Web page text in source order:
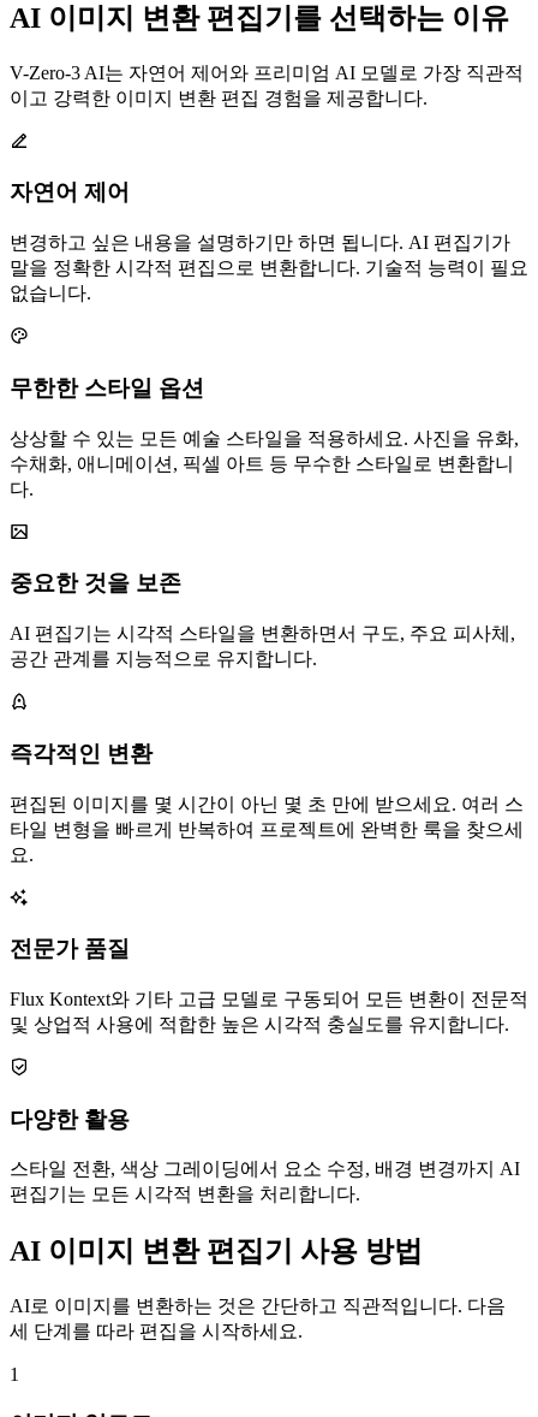
AI 이미지 변환 편집기를 선택하는 이유
V-Zero-3 AI는 자연어 제어와 프리미엄 AI 모델로 가장 직관적
이고 강력한 이미지 변환 편집 경험을 제공합니다.
자연어 제어
변경하고 싶은 내용을 설명하기만 하면 됩니다. AI 편집기가
말을 정확한 시각적 편집으로 변환합니다. 기술적 능력이 필요
없습니다.
무한한 스타일 옵션
상상할 수 있는 모든 예술 스타일을 적용하세요. 사진을 유화,
수채화, 애니메이션, 픽셀 아트 등 무수한 스타일로 변환합니
다.
중요한 것을 보존
AI 편집기는 시각적 스타일을 변환하면서 구도, 주요 피사체,
공간 관계를 지능적으로 유지합니다.
즉각적인 변환
편집된 이미지를 몇 시간이 아닌 몇 초 만에 받으세요. 여러 스
타일 변형을 빠르게 반복하여 프로젝트에 완벽한 룩을 찾으세
요.
전문가 품질
Flux Kontext와 기타 고급 모델로 구동되어 모든 변환이 전문적
및 상업적 사용에 적합한 높은 시각적 충실도를 유지합니다.
다양한 활용
스타일 전환, 색상 그레이딩에서 요소 수정, 배경 변경까지 AI
편집기는 모든 시각적 변환을 처리합니다.
AI 이미지 변환 편집기 사용 방법
AI로 이미지를 변환하는 것은 간단하고 직관적입니다. 다음
세 단계를 따라 편집을 시작하세요.
1